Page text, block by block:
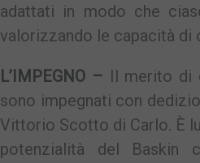
adattati in modo che
valorizzando le capacità di
L’IMPEGNO – Il merito di
sono impegnati con
Vittorio Scotto di Carlo. È
potenzialità del Baskin